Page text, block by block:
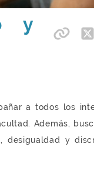
y
a todos los
Además,
desigualdad y